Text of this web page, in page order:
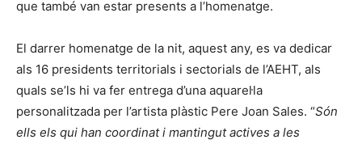
que també van estar presents a l’homenatge.
El darrer homenatge de la nit, aquest any, es va dedicar
als 16 presidents territorials i sectorials de l’AEHT, als
quals se’ls hi va fer entrega d’una aquarel·la
personalitzada per l’artista plàstic Pere Joan Sales. “Són
ells els qui han coordinat i mantingut actives a les